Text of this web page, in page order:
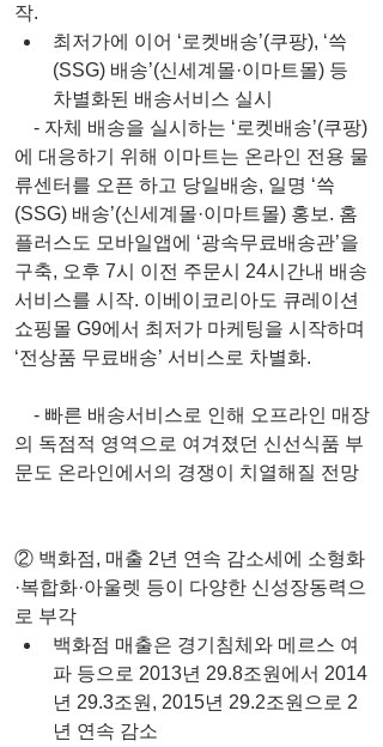
작.
최저가에 이어 ‘로켓배송’(쿠팡), ‘쓱
(SSG) 배송’(신세계몰·이마트몰) 등
차별화된 배송서비스 실시
에 대응하기 위해 이마트는 온라인 전용 물
류센터를 오픈 하고 당일배송, 일명 ‘쓱
(SSG) 배송’(신세계몰·이마트몰) 홍보. 홈
플러스도 모바일앱에 ‘광속무료배송관’을
구축, 오후 7시 이전 주문시 24시간내 배송
서비스를 시작. 이베이코리아도 큐레이션
쇼핑몰 G9에서 최저가 마케팅을 시작하며
‘전상품 무료배송’ 서비스로 차별화.
의 독점적 영역으로 여겨졌던 신선식품 부
문도 온라인에서의 경쟁이 치열해질 전망
② 백화점, 매출 2년 연속 감소세에 소형화
·복합화·아울렛 등이 다양한 신성장동력으
로 부각
백화점 매출은 경기침체와 메르스 여
파 등으로 2013년 29.8조원에서 2014
년 29.3조원, 2015년 29.2조원으로 2
년 연속 감소